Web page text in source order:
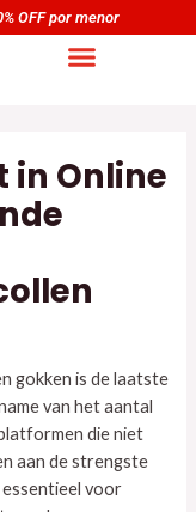
in Online
gokken is de laatste
van het aantal
die niet
aan de strengste
voor